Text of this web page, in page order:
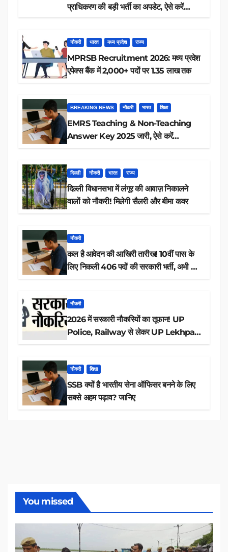
प्राधिकरण की बड़ी भर्ती का अपडेट, ऐसे करें
नौकरी भारत मध्य प्रदेश राज्य
MPRSB Recruitment 2026: मध्य प्रदेश
एपेक्स बैंक में 2,000+ पदों पर 1.35 लाख तक
BREAKING NEWS नौकरी भारत शिक्षा
EMRS Teaching & Non-Teaching
Answer Key 2025 जारी, ऐसे करें
दिल्ली नौकरी भारत राज्य
दिल्ली विधानसभा में लंगूर की आवाज़ निकालने
वालों को नौकरी! मिलेगी सैलरी और बीमा कवर
नौकरी
कल है आवेदन की आखिरी तारीख! 10वीं पास के
लिए निकली 406 पदों की सरकारी भर्ती, अभी करें
नौकरी
2026 में सरकारी नौकरियों का तूफान! UP
Police, Railway से लेकर UP Lekhpal
नौकरी शिक्षा
SSB क्यों है भारतीय सेना ऑफिसर बनने के लिए
सबसे अहम पड़ाव? जानिए
You missed